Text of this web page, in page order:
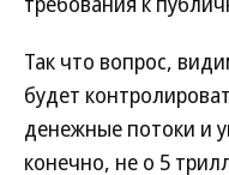
Так что вопрос,
будет
денежные потоки и
конечно, не о 5